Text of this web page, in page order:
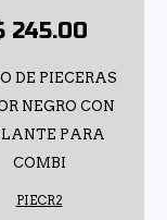
245.00
DE PIECERAS
NEGRO CON
PARA
COMBI
PIECR2